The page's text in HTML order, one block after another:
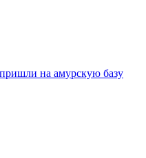
на амурскую базу